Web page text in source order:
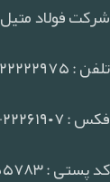
شرکت فولاد متیل
تلفن : ۲۲۲۲۲۹۷۵-۰۲۱
فکس : ۲۲۲۶۱۹۰۷-۰۲۱
کد پستی : ۸۱۸۷۶۵۵۷۸۳